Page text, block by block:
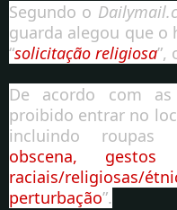
Segundo o
guarda alegou que o
“solicitação religiosa”,
De acordo com
proibido entrar no
incluindo
obscena,
raciais/religiosas/
perturbação”.